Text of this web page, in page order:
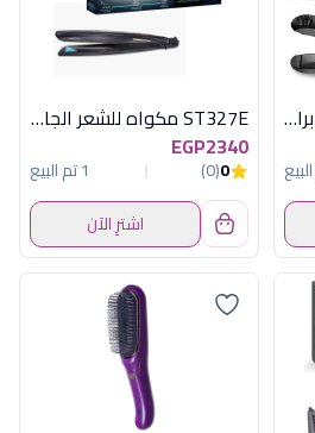
BRST710E مكواة شعر براون
ST327E مكواه للشعر الجاف والرطب
EGP2340
0
(0)
1 تم البيع
اشترِ الآن